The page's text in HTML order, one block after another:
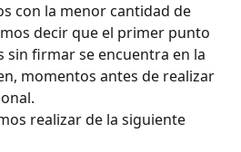
con la menor cantidad de
decir que el primer punto
sin firmar se encuentra en la
momentos antes de realizar
realizar de la siguiente